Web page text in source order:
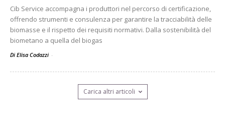
Cib Service accompagna i produttori nel percorso di certificazione,
offrendo strumenti e consulenza per garantire la tracciabilità delle
biomasse e il rispetto dei requisiti normativi. Dalla sostenibilità del
biometano a quella del biogas
Di Elisa Codazzi -
Carica altri articoli